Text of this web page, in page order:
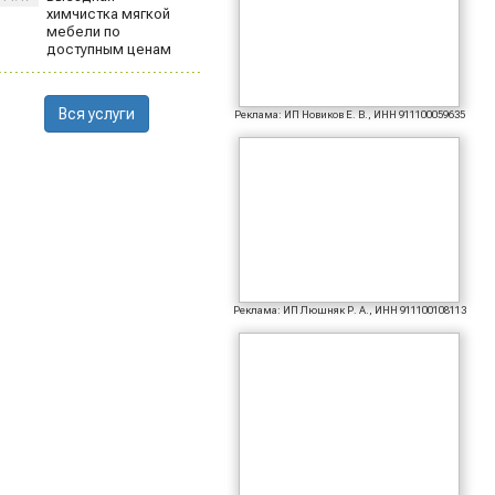
химчистка мягкой
мебели по
доступным ценам
Вся услуги Реклама: ИП Новиков Е. В., ИНН 911100059635
Реклама: ИП Люшняк Р. А., ИНН 911100108113